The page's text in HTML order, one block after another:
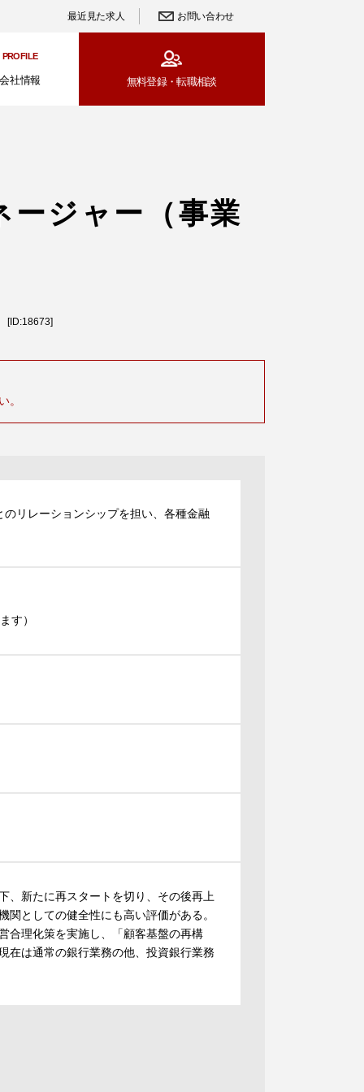
最近見た求人 お問い合わせ
PROFILE
会社情報 無料登録・転職相談
ージャー（事業
[ID:18673]
。
リレーションシップを担い、各種金融
す）
、新たに再スタートを切り、その後再上
としての健全性にも高い評価がある。
合理化策を実施し、「顧客基盤の再構
在は通常の銀行業務の他、投資銀行業務